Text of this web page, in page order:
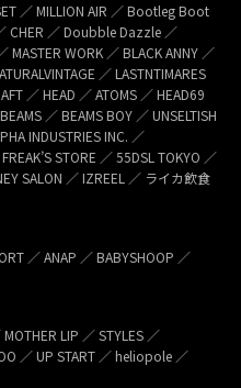
／ MILLION AIR ／ Bootleg Boot
CHER ／ Doubble Dazzle ／
MASTER WORK ／ BLACK ANNY ／
／ LASTNTIMARES
／ HEAD ／ ATOMS ／ HEAD69
／ BEAMS BOY ／ UNSELTISH
INDUSTRIES INC. ／
STORE ／ 55DSL TOKYO ／
SALON ／ IZREEL ／ ライカ飲食
／ ANAP ／ BABYSHOOP ／
LIP ／ STYLES ／
／ UP START ／ heliopole ／